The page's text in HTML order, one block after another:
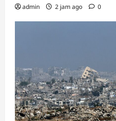
admin 2 jam ago 0